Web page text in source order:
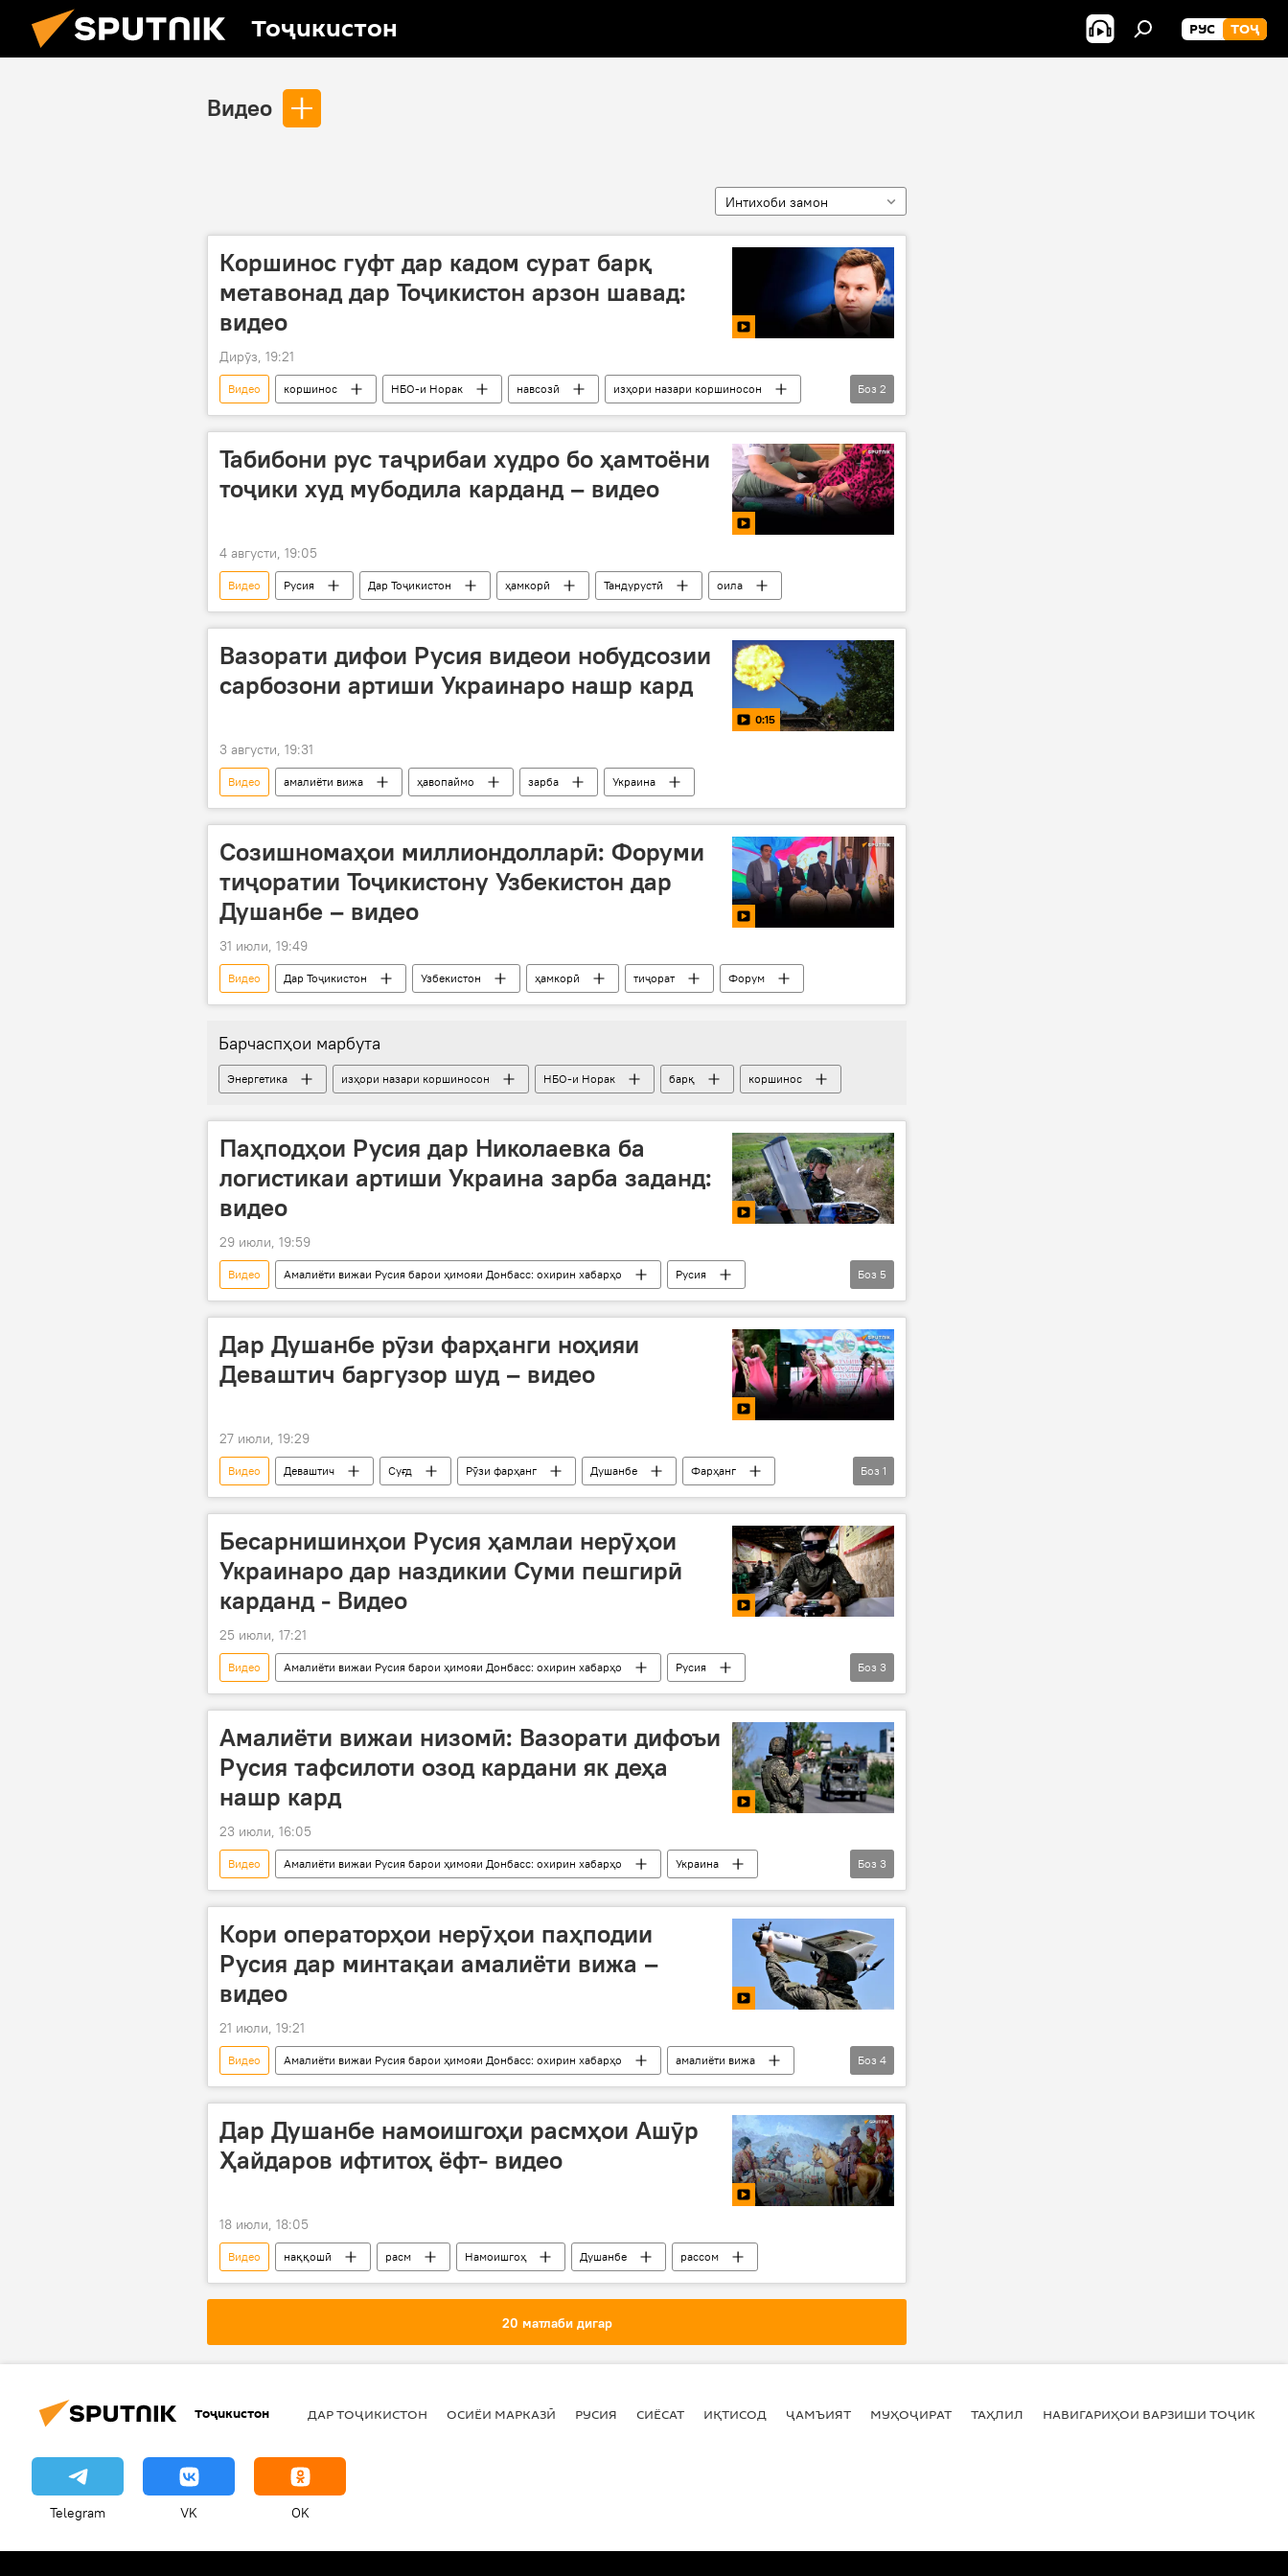
Тоҷикистон РУС ТОҶ
Видео
Интихоби замон
Коршинос гуфт дар кадом сурат барқ
метавонад дар Тоҷикистон арзон шавад:
видео
Дирӯз, 19:21
Видео коршинос НБО-и Норак навсозӣ
изҳори назари коршиносон
Энергетика
барқ
Боз 2
Табибони рус таҷрибаи худро бо ҳамтоёни
тоҷики худ мубодила карданд – видео
4 августи, 19:05
Видео Русия Дар Тоҷикистон ҳамкорӣ Тандурустӣ оила
Вазорати дифои Русия видеои нобудсозии
сарбозони артиши Украинаро нашр кард
0:15
3 августи, 19:31
Видео амалиёти вижа ҳавопаймо зарба Украина
Созишномаҳои миллиондолларӣ: Форуми
тиҷоратии Тоҷикистону Узбекистон дар
Душанбе – видео
31 июли, 19:49
Видео Дар Тоҷикистон Узбекистон ҳамкорӣ тиҷорат Форум
Барчаспҳои марбута
Энергетика изҳори назари коршиносон НБО-и Норак барқ коршинос
Паҳподҳои Русия дар Николаевка ба
логистикаи артиши Украина зарба заданд:
видео
29 июли, 19:59
Видео Амалиёти вижаи Русия барои ҳимояи Донбасс: охирин хабарҳо
Русия
амалиёти вижа
зарба паҳпод артиши Русия Украина
Боз 5
Дар Душанбе рӯзи фарҳанги ноҳияи
Деваштич баргузор шуд – видео
27 июли, 19:29
Видео Деваштич Суғд Рӯзи фарҳанг Душанбе
Фарҳанг
Дар Тоҷикистон
Боз 1
Бесарнишинҳои Русия ҳамлаи нерӯҳои
Украинаро дар наздикии Суми пешгирӣ
карданд - Видео
25 июли, 17:21
Видео Амалиёти вижаи Русия барои ҳимояи Донбасс: охирин хабарҳо
Русия
ҳамлаи мушакӣ
пешгирӣ Амният ва мудофиа
Боз 3
Амалиёти вижаи низомӣ: Вазорати дифоъи
Русия тафсилоти озод кардани як деҳа
нашр кард
23 июли, 16:05
Видео Амалиёти вижаи Русия барои ҳимояи Донбасс: охирин хабарҳо
Украина
амалиёти вижа
артиши Русия Харков
Боз 3
Кори операторҳои нерӯҳои паҳподии
Русия дар минтақаи амалиёти вижа –
видео
21 июли, 19:21
Видео Амалиёти вижаи Русия барои ҳимояи Донбасс: охирин хабарҳо
амалиёти вижа
Украина
артиши Русия паҳпод амалиёт
Боз 4
Дар Душанбе намоишгоҳи расмҳои Ашӯр
Ҳайдаров ифтитоҳ ёфт- видео
18 июли, 18:05
Видео наққошӣ расм Намоишгоҳ Душанбе рассом
20 матлаби дигар
Тоҷикистон ДАР ТОҶИКИСТОН ОСИЁИ МАРКАЗӢ РУСИЯ СИЁСАТ ИҚТИСОД ҶАМЪИЯТ МУҲОҶИРАТ ТАҲЛИЛ НАВИГАРИҲОИ ВАРЗИШИ
Telegram VK OK